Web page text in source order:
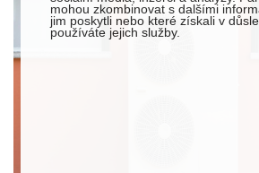
mohou zkombinovat s dalšími
jim poskytli nebo které získali v
používáte jejich služby.